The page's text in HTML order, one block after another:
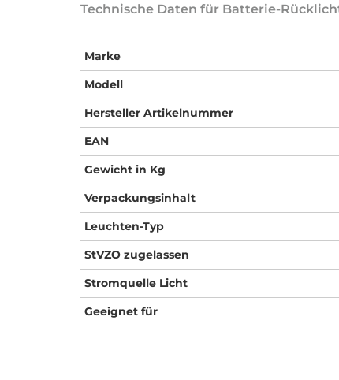
Technische Daten für Batterie-
Marke
Modell
Hersteller Artikelnummer
EAN
Gewicht in Kg
Verpackungsinhalt
Leuchten-Typ
StVZO zugelassen
Stromquelle Licht
Geeignet für